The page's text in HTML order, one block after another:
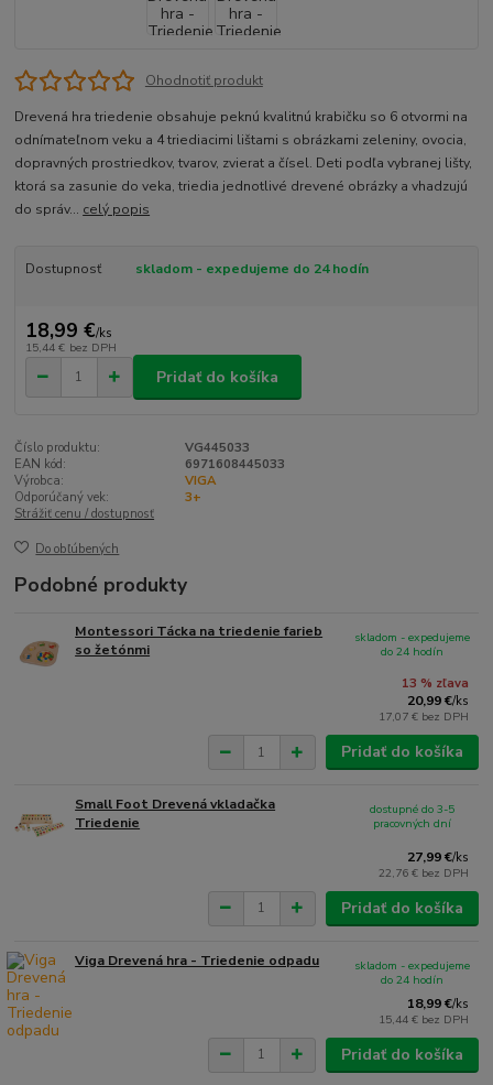
Ohodnotiť produkt
Drevená hra triedenie obsahuje peknú kvalitnú krabičku so 6 otvormi na
odnímateľnom veku a 4 triediacimi lištami s obrázkami zeleniny, ovocia,
dopravných prostriedkov, tvarov, zvierat a čísel. Deti podľa vybranej lišty,
ktorá sa zasunie do veka, triedia jednotlivé drevené obrázky a vhadzujú
do správ... celý popis
Dostupnosť skladom - expedujeme do 24 hodín
18,99 €/ks
15,44 € bez DPH
Pridať do košíka
Číslo produktu:
VG445033
EAN kód:
6971608445033
Výrobca:
VIGA
Odporúčaný vek:
3+
Strážiť cenu / dostupnosť
Do obľúbených
Podobné produkty
Montessori Tácka na triedenie farieb
so žetónmi
13 % zľava
20,99 €/ks
17,07 € bez DPH
skladom - expedujeme
do 24 hodín
Pridať do košíka
Small Foot Drevená vkladačka
Triedenie
27,99 €/ks
22,76 € bez DPH
dostupné do 3-5
pracovných dní
Pridať do košíka
Viga Drevená hra - Triedenie odpadu
18,99 €/ks
15,44 € bez DPH
skladom - expedujeme
do 24 hodín
Pridať do košíka